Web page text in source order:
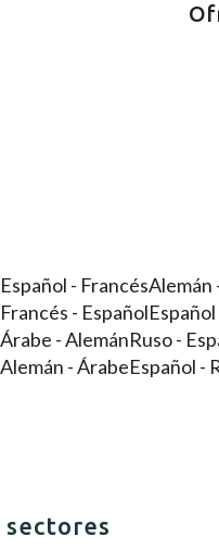
Español - Francés
Francés - Español
Alemán
Árabe - Alemán
Alemán - Árabe
Ruso -
Español -